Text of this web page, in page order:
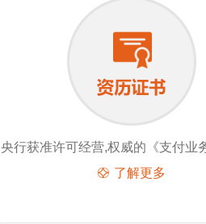
央行获准许可经营,权威的《支付业
了解更多